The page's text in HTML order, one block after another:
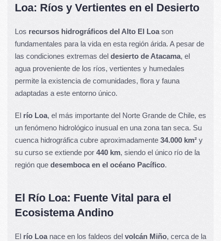
Loa: Ríos y Vertientes en el Desierto
Los recursos hidrográficos del Alto El Loason
fundamentales para la vida en esta región árida. A pesar de
las condiciones extremas del desierto de Atacama, el
agua proveniente de los ríos, vertientes y humedales
permite la existencia de comunidades, flora y fauna
adaptadas a este entorno único.
El río Loa, el más importante del Norte Grande de Chile, es
un fenómeno hidrológico inusual en una zona tan seca. Su
cuenca hidrográfica cubre aproximadamente 34.000 km² y
su curso se extiende por 440 km, siendo el único río de la
región que desemboca en el océano Pacífico.
El Río Loa: Fuente Vital para el
Ecosistema Andino
El río Loanace en los faldeos del volcán Miño, cerca de la